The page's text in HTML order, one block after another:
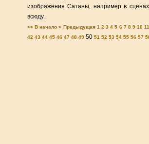
изображения Сатаны, например в
всюду.
<< В начало < Предыдущая 1 2 3 4 5 6 7 8 9 10 11
42 43 44 45 46 47 48 49 50 51 52 53 54 55 56 57